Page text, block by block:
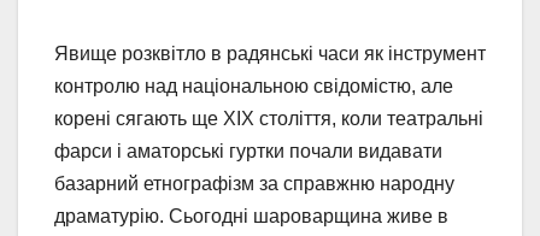
Явище розквітло в радянські часи як інструмент
контролю над національною свідомістю, але
корені сягають ще XIX століття, коли театральні
фарси і аматорські гуртки почали видавати
базарний етнографізм за справжню народну
драматурію. Сьогодні шароварщина живе в